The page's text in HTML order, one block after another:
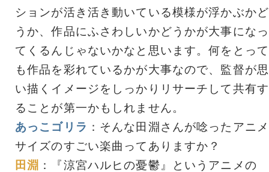
ションが活き活き動いている模様が浮かぶかど
うか、作品にふさわしいかどうかが大事になっ
てくるんじゃないかなと思います。何をとって
も作品を彩れているかが大事なので、監督が思
い描くイメージをしっかりリサーチして共有す
ることが第一かもしれません。
あっこゴリラ ：そんな田淵さんが唸ったアニメ
サイズのすごい楽曲ってありますか？
田淵 ：『涼宮ハルヒの憂鬱』というアニメの